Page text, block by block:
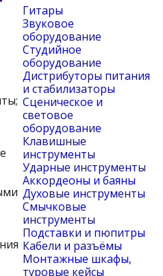
Гитары
Звуковое
оборудование
Студийное
оборудование
Дистрибуторы питания
и стабилизаторы
Сценическое и
световое
оборудование
Клавишные
инструменты
Ударные инструменты
Аккордеоны и баяны
Духовые инструменты
Смычковые
инструменты
Подставки и пюпитры
Кабели и разъёмы
Монтажные шкафы,
туровые кейсы